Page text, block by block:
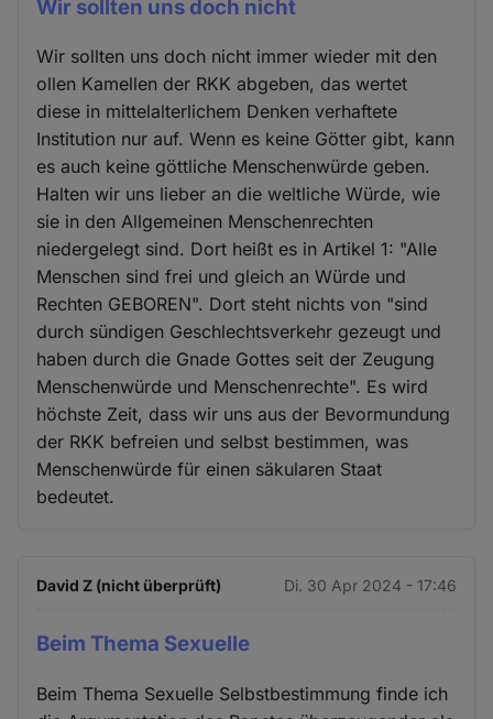
Wir sollten uns doch nicht
Wir sollten uns doch nicht immer wieder mit den
ollen Kamellen der RKK abgeben, das wertet
diese in mittelalterlichem Denken verhaftete
Institution nur auf. Wenn es keine Götter gibt, kann
es auch keine göttliche Menschenwürde geben.
Halten wir uns lieber an die weltliche Würde, wie
sie in den Allgemeinen Menschenrechten
niedergelegt sind. Dort heißt es in Artikel 1: "Alle
Menschen sind frei und gleich an Würde und
Rechten GEBOREN". Dort steht nichts von "sind
durch sündigen Geschlechtsverkehr gezeugt und
haben durch die Gnade Gottes seit der Zeugung
Menschenwürde und Menschenrechte". Es wird
höchste Zeit, dass wir uns aus der Bevormundung
der RKK befreien und selbst bestimmen, was
Menschenwürde für einen säkularen Staat
bedeutet.
David Z (nicht überprüft) Di. 30 Apr 2024 - 17:46
Beim Thema Sexuelle
Beim Thema Sexuelle Selbstbestimmung finde ich